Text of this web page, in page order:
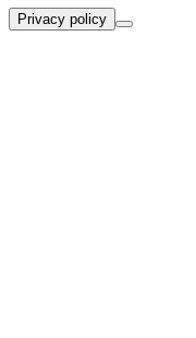
Privacy policy